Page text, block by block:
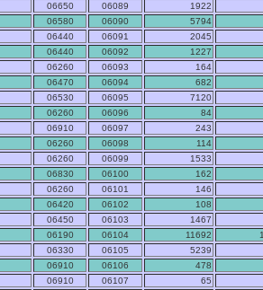
06650 06089
1922
06580 06090
5794
06440 06091
2045
06440 06092
1227
06260 06093
164
06470 06094
682
06530 06095
7120
06260 06096
84
06910 06097
243
06260 06098
114
06260 06099
1533
06830 06100
162
06260 06101
146
06420 06102
108
06450 06103
1467
06190 06104 11692
06330 06105
5239
06910 06106
478
06910 06107
65